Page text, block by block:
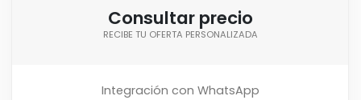
Consultar precio
RECIBE TU OFERTA PERSONALIZADA
Integración con WhatsApp